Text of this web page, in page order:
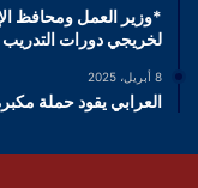
*وزير العمل ومحافظ
لخريجي دورات التدريب
8 أبريل، 2025
العرابي يقود حملة